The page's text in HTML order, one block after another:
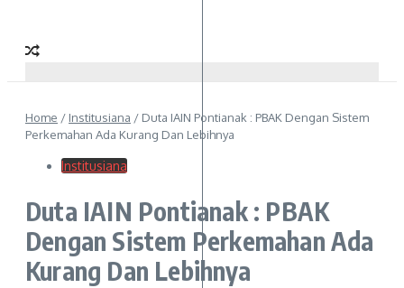
Home / Institusiana / Duta IAIN Pontianak : PBAK Dengan Sistem
Perkemahan Ada Kurang Dan Lebihnya
Institusiana
Duta IAIN Pontianak : PBAK
Dengan Sistem Perkemahan Ada
Kurang Dan Lebihnya